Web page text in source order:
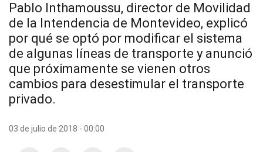
Pablo Inthamoussu, director de Movilidad
de la Intendencia de Montevideo, explicó
por qué se optó por modificar el sistema
de algunas líneas de transporte y anunció
que próximamente se vienen otros
cambios para desestimular el transporte
privado.
03 de julio de 2018 - 00:00